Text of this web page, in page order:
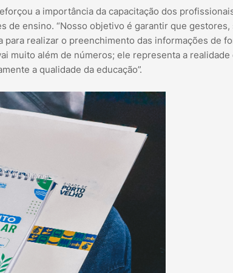
a importância da capacitação dos
de ensino. “Nosso objetivo é garantir que
realizar o preenchimento das informações de
muito além de números; ele representa a realidade
a qualidade da educação”.